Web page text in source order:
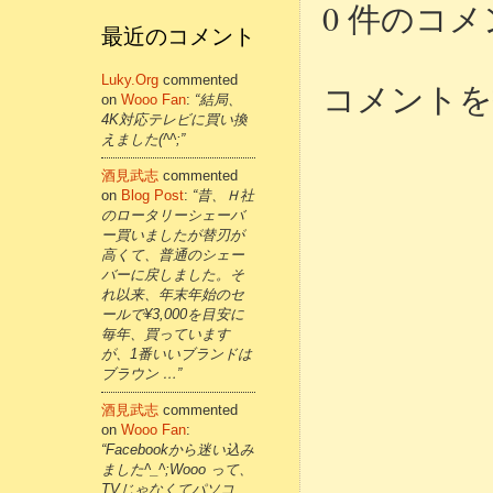
0 件のコメ
コメント
最近のコメント
Luky.org commented
on Wooo Fan: “結局、
4K対応テレビに買い換
えました(^^;”
酒見武志 commented
on Blog Post: “昔、Ｈ社
のロータリーシェーバ
ー買いましたが替刃が
高くて、普通のシェー
バーに戻しました。そ
れ以来、年末年始のセ
ールで¥3,000を目安に
毎年、買っています
が、1番いいブランドは
ブラウン …”
酒見武志 commented
on Wooo Fan:
“Facebookから迷い込み
ました^_^;Wooo って、
TVじゃなくてパソコ